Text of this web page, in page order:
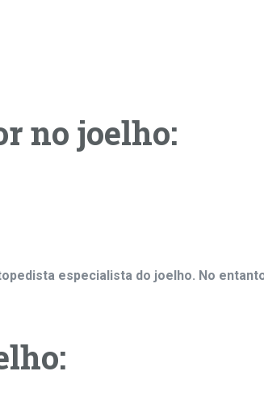
no joelho:
especialista do joelho. No